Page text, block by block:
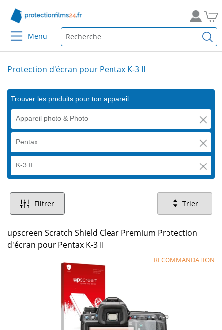
Menu
Protection d'écran pour Pentax K-3 II
Trouver les produits pour ton appareil
Appareil photo & Photo
Pentax
K-3 II
Filtrer Trier
upscreen Scratch Shield Clear Premium Protection
d'écran pour Pentax K-3 II
RECOMMANDATION